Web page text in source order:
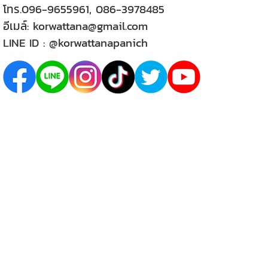
โทร.096-9655961, 086-3978485
อีเมล์: korwattana@gmail.com
LINE ID : @korwattanapanich